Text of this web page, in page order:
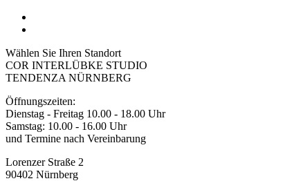
Wählen Sie Ihren Standort
COR INTERLÜBKE STUDIO
TENDENZA NÜRNBERG
Öffnungszeiten:
Dienstag - Freitag 10.00 - 18.00 Uhr
Samstag: 10.00 - 16.00 Uhr
und Termine nach Vereinbarung
Lorenzer Straße 2
90402 Nürnberg